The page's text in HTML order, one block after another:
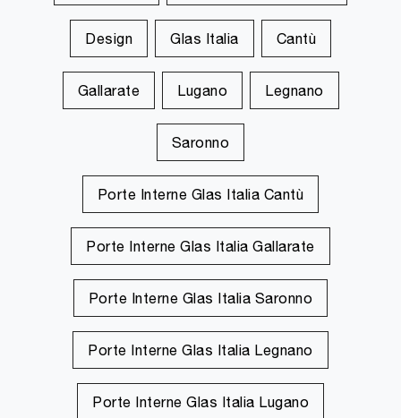
Design Glas Italia Cantù
Gallarate Lugano Legnano
Saronno
Porte Interne Glas Italia Cantù
Porte Interne Glas Italia Gallarate
Porte Interne Glas Italia Saronno
Porte Interne Glas Italia Legnano
Porte Interne Glas Italia Lugano